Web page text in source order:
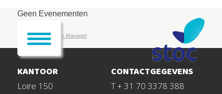
Geen Evenementen
Powered byEvents Manager
KANTOOR
Loire 150
CONTACTGEGEVENS
T + 31 70 3378 388